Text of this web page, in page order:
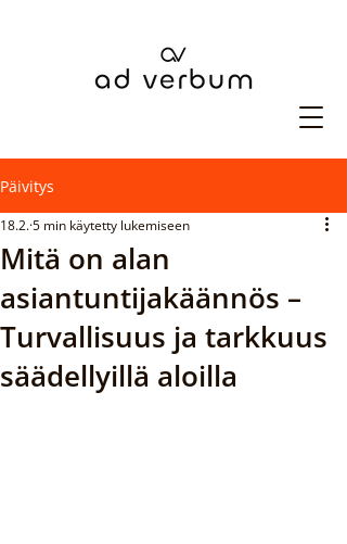
Päivitys
Mitä on alan
asiantuntijakäännös –
Turvallisuus ja tarkkuus
säädellyillä aloilla
18.2.5 min käytetty lukemiseen